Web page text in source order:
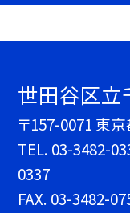
世田谷区立
〒157-0071 東
TEL. 03-3482-
0337
FAX. 03-3482-